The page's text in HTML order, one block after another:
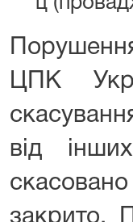
ЦПК
від
закрито.